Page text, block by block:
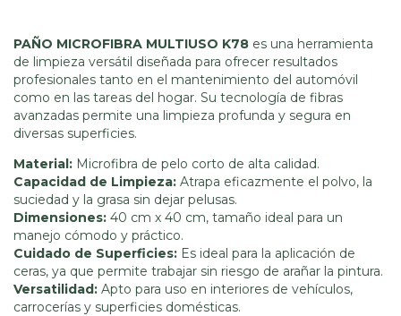
PAÑO MICROFIBRA MULTIUSO K78 es una herramienta
de limpieza versátil diseñada para ofrecer resultados
profesionales tanto en el mantenimiento del automóvil
como en las tareas del hogar. Su tecnología de fibras
avanzadas permite una limpieza profunda y segura en
diversas superficies.
Material: Microfibra de pelo corto de alta calidad.
Capacidad de Limpieza: Atrapa eficazmente el polvo, la
suciedad y la grasa sin dejar pelusas.
Dimensiones: 40 cm x 40 cm, tamaño ideal para un
manejo cómodo y práctico.
Cuidado de Superficies: Es ideal para la aplicación de
ceras, ya que permite trabajar sin riesgo de arañar la pintura.
Versatilidad: Apto para uso en interiores de vehículos,
carrocerías y superficies domésticas.